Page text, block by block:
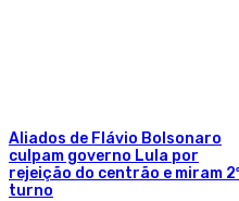
Aliados de Flávio Bolsonaro
culpam governo Lula por
rejeição do centrão e miram 2º
turno